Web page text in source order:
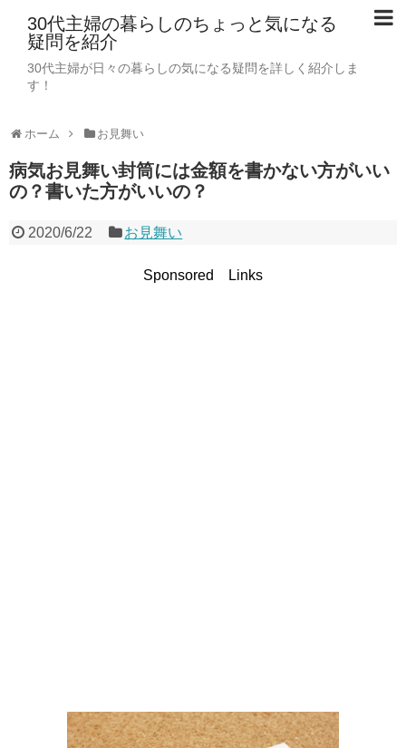
30代主婦の暮らしのちょっと気になる
疑問を紹介
30代主婦が日々の暮らしの気になる疑問を詳しく紹介しま
す！
ホーム お見舞い
病気お見舞い封筒には金額を書かない方がいい
の？書いた方がいいの？
2020/6/22 お見舞い
Sponsored Links